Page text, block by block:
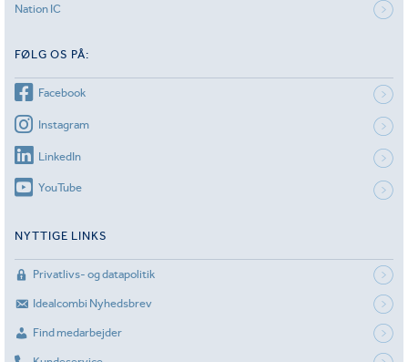
Nation IC
FØLG OS PÅ:
Facebook
Instagram
LinkedIn
YouTube
NYTTIGE LINKS
Privatlivs- og datapolitik
Idealcombi Nyhedsbrev
Find medarbejder